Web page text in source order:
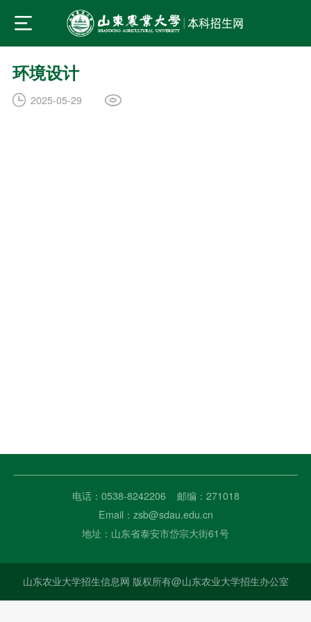
环境设计
2025-05-29
电话：0538-8242206 邮编：271018
Email：zsb@sdau.edu.cn
地址：山东省泰安市岱宗大街61号
山东农业大学招生信息网 版权所有@山东农业大学招生办公室